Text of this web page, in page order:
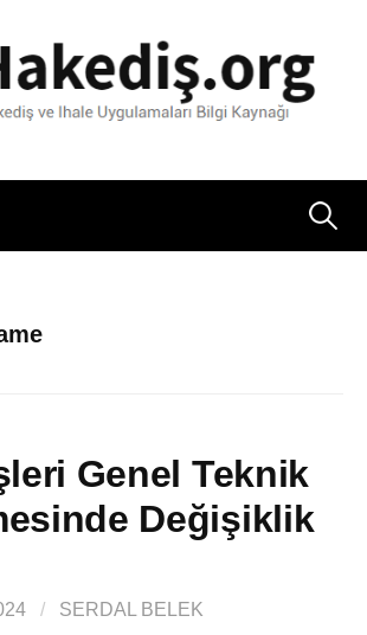
Arama:
Genel Teknik
Değişiklik
/ SERDAL BELEK